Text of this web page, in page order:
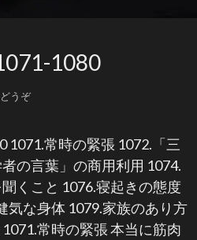
1080
うぞ
1071.常時の緊張 1072.「三
の言葉」の商用利用 1074.
くこと 1076.寝起きの態度
気な身体 1079.家族のあり方
常時の緊張 本当に筋肉